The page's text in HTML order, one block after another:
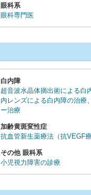
眼科系
眼科専門医
白内障
超音波水晶体摘出術による白
内レンズによる白内障の治療
ー治療
加齢黄斑変性症
抗血管新生薬療法（抗VEGF療
その他 眼科系
小児視力障害の診療